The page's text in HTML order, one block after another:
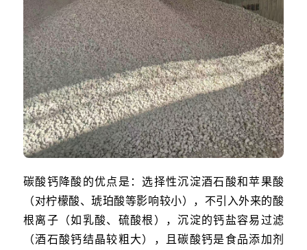
碳酸钙降酸的优点是：选择性沉淀酒石酸和苹果酸
（对柠檬酸、琥珀酸等影响较小），不引入外来的酸
根离子（如乳酸、硫酸根），沉淀的钙盐容易过滤
（酒石酸钙结晶较粗大），且碳酸钙是食品添加剂